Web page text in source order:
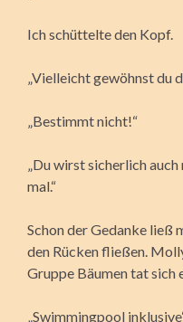
Ich schüttelte den Kopf.
„Vielleicht gewöhnst du
„Bestimmt nicht!“
„Du wirst sicherlich
mal.“
Schon der Gedanke ließ
den Rücken fließen.
Gruppe Bäumen tat sich
„Swimmingpool